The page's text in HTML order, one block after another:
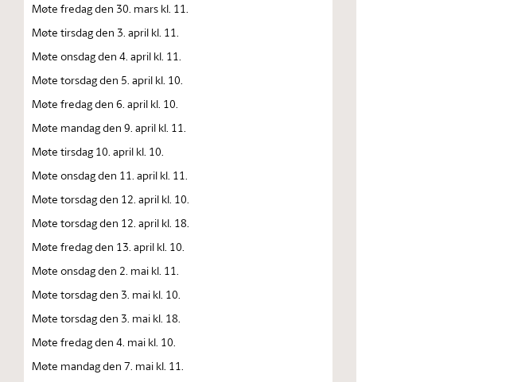
Møte fredag den 30. mars kl. 11.
Møte tirsdag den 3. april kl. 11.
Møte onsdag den 4. april kl. 11.
Møte torsdag den 5. april kl. 10.
Møte fredag den 6. april kl. 10.
Møte mandag den 9. april kl. 11.
Møte tirsdag 10. april kl. 10.
Møte onsdag den 11. april kl. 11.
Møte torsdag den 12. april kl. 10.
Møte torsdag den 12. april kl. 18.
Møte fredag den 13. april kl. 10.
Møte onsdag den 2. mai kl. 11.
Møte torsdag den 3. mai kl. 10.
Møte torsdag den 3. mai kl. 18.
Møte fredag den 4. mai kl. 10.
Møte mandag den 7. mai kl. 11.